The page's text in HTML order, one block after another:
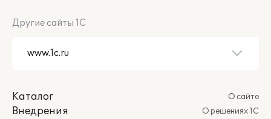
Другие сайты 1С
Каталог
Внедрения
О сайте
О решениях 1С